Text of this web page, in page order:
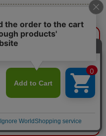
閉じる
本体色：
選択してください
本体代：¥0